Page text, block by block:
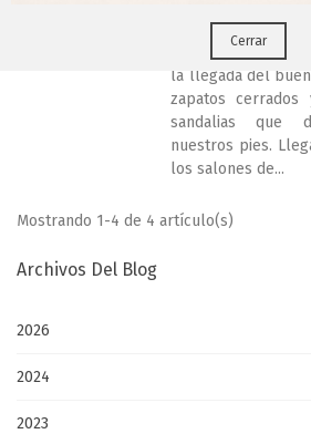
Archivos Del Blog
2026
2024
2023
salones de belleza
Iberocel
la llegada del
zapatos cerrados
sandalias que
nuestros pies.
los salones de...
Mostrando 1-4 de 4 artículo(s)
Cerrar